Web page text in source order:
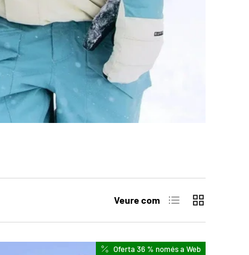
Veure com Llista Quadrícula
Oferta 36 % només a Web